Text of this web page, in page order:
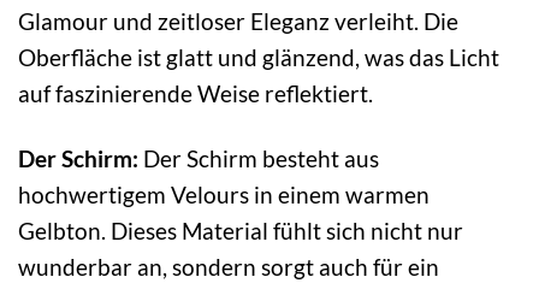
Glamour und zeitloser Eleganz verleiht. Die
Oberfläche ist glatt und glänzend, was das Licht
auf faszinierende Weise reflektiert.
Der Schirm: Der Schirm besteht aus
hochwertigem Velours in einem warmen
Gelbton. Dieses Material fühlt sich nicht nur
wunderbar an, sondern sorgt auch für ein